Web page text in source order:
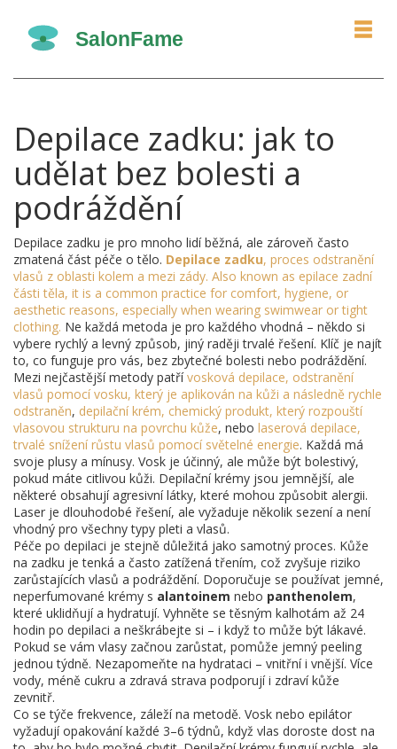
Depilace zadku: jak to
udělat bez bolesti a
podráždění
Depilace zadku je pro mnoho lidí běžná, ale zároveň často
zmatená část péče o tělo. Depilace zadku, proces odstranění
vlasů z oblasti kolem a mezi zády. Also known as epilace zadní
části těla, it is a common practice for comfort, hygiene, or
aesthetic reasons, especially when wearing swimwear or tight
clothing. Ne každá metoda je pro každého vhodná – někdo si
vybere rychlý a levný způsob, jiný raději trvalé řešení. Klíč je najít
to, co funguje pro vás, bez zbytečné bolesti nebo podráždění.
Mezi nejčastější metody patřívosková depilace, odstranění
vlasů pomocí vosku, který je aplikován na kůži a následně rychle
odstraněn, depilační krém, chemický produkt, který rozpouští
vlasovou strukturu na povrchu kůže, nebo laserová depilace,
trvalé snížení růstu vlasů pomocí světelné energie. Každá má
svoje plusy a mínusy. Vosk je účinný, ale může být bolestivý,
pokud máte citlivou kůži. Depilační krémy jsou jemnější, ale
některé obsahují agresivní látky, které mohou způsobit alergii.
Laser je dlouhodobé řešení, ale vyžaduje několik sezení a není
vhodný pro všechny typy pleti a vlasů.
Péče po depilaci je stejně důležitá jako samotný proces. Kůže
na zadku je tenká a často zatížená třením, což zvyšuje riziko
zarůstajících vlasů a podráždění. Doporučuje se používat jemné,
neperfumované krémy s alantoinem nebo panthenolem,
které uklidňují a hydratují. Vyhněte se těsným kalhotám až 24
hodin po depilaci a neškrábejte si – i když to může být lákavé.
Pokud se vám vlasy začnou zarůstat, pomůže jemný peeling
jednou týdně. Nezapomeňte na hydrataci – vnitřní i vnější. Více
vody, méně cukru a zdravá strava podporují i zdraví kůže
zevnitř.
Co se týče frekvence, záleží na metodě. Vosk nebo epilátor
vyžadují opakování každé 3–6 týdnů, když vlas doroste dost na